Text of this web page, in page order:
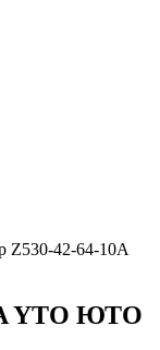
Z530-42-64-10A
YTO ЮТО